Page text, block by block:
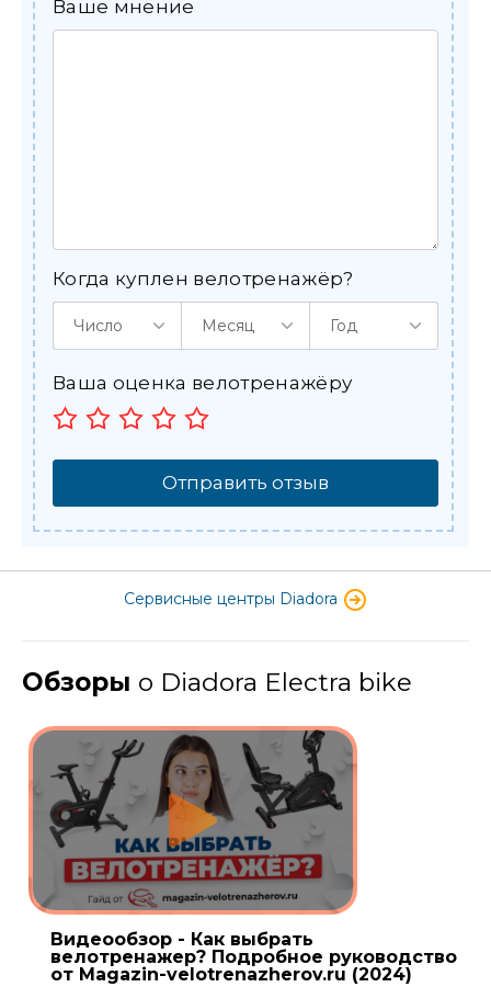
Ваше мнение
Ваша оценка велотренажёру
Когда куплен велотренажёр?
Число Месяц Год
Отправить отзыв
Сервисные центры Diadora
Обзоры о Diadora Electra bike
Видеообзор - Как выбрать
велотренажер? Подробное руководство
от Magazin-velotrenazherov.ru (2024)